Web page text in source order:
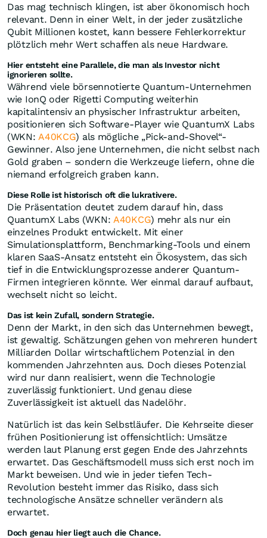
Das mag technisch klingen, ist aber ökonomisch hoch
relevant. Denn in einer Welt, in der jeder zusätzliche
Qubit Millionen kostet, kann bessere Fehlerkorrektur
plötzlich mehr Wert schaffen als neue Hardware.
Hier entsteht eine Parallele, die man als Investor nicht
ignorieren sollte.
Während viele börsennotierte Quantum-Unternehmen
wie IonQ oder Rigetti Computing weiterhin
kapitalintensiv an physischer Infrastruktur arbeiten,
positionieren sich Software-Player wie QuantumX Labs
(WKN: A40KCG) als mögliche „Pick-and-Shovel“-
Gewinner. Also jene Unternehmen, die nicht selbst nach
Gold graben – sondern die Werkzeuge liefern, ohne die
niemand erfolgreich graben kann.
Diese Rolle ist historisch oft die lukrativere.
Die Präsentation deutet zudem darauf hin, dass
QuantumX Labs (WKN: A40KCG) mehr als nur ein
einzelnes Produkt entwickelt. Mit einer
Simulationsplattform, Benchmarking-Tools und einem
klaren SaaS-Ansatz entsteht ein Ökosystem, das sich
tief in die Entwicklungsprozesse anderer Quantum-
Firmen integrieren könnte. Wer einmal darauf aufbaut,
wechselt nicht so leicht.
Das ist kein Zufall, sondern Strategie.
Denn der Markt, in den sich das Unternehmen bewegt,
ist gewaltig. Schätzungen gehen von mehreren hundert
Milliarden Dollar wirtschaftlichem Potenzial in den
kommenden Jahrzehnten aus. Doch dieses Potenzial
wird nur dann realisiert, wenn die Technologie
zuverlässig funktioniert. Und genau diese
Zuverlässigkeit ist aktuell das Nadelöhr.
Natürlich ist das kein Selbstläufer. Die Kehrseite dieser
frühen Positionierung ist offensichtlich: Umsätze
werden laut Planung erst gegen Ende des Jahrzehnts
erwartet. Das Geschäftsmodell muss sich erst noch im
Markt beweisen. Und wie in jeder tiefen Tech-
Revolution besteht immer das Risiko, dass sich
technologische Ansätze schneller verändern als
erwartet.
Doch genau hier liegt auch die Chance.